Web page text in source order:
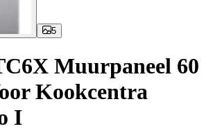
5
Muurpaneel 60
Kookcentra
I